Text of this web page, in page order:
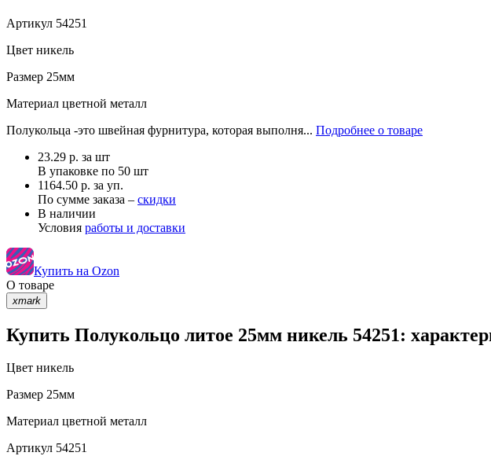
Артикул 54251
Цвет никель
Размер 25мм
Материал цветной металл
Полукольца -это швейная фурнитура, которая выполня... Подробнее о товаре
23.29 р. за шт
В упаковке по 50 шт
1164.50 р. за уп.
По сумме заказа – скидки
В наличии
Условия работы и доставки
Купить на Ozon
О товаре
xmark
Купить Полукольцо литое 25мм никель 54251:
Цвет никель
Размер 25мм
Материал цветной металл
Артикул 54251